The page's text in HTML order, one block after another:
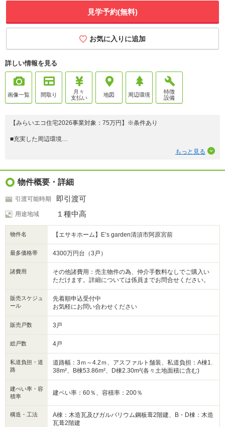
見学予約(無料)
お気に入りに追加
詳しい情報を見る
画像一覧 間取り
月々
支払い
地図 周辺環境
特徴
設備
【みらいエコ住宅2026事業対象：75万円】※条件あり
■充実した周辺環境
・JR東海交通事業城北線「尾張星の宮」駅・・・徒歩約5分(約380m)
■～ゆとりの広さ＆豊富な収納＆充実の設備～
・LDKは20.0帖の空間で、ご家族皆様でゆったり過ごせます。
・2階は主寝室10.0帖以上を含む、ゆとりの4部屋。
・多彩な収納付き。
・ランドリースペース有。/B棟
・食器洗乾燥機、浴室暖房乾燥機、温水洗浄便座など標準装備が充実。
・駐車スペース3台。
広さと収納が充実した間取りを是非ご覧ください。
もっと見る
物件概要・詳細
引渡可能時期 即引渡可
用途地域 １種中高
物件名 【エサキホーム】E’s garden清須市阿原宮前
最多価格帯 4300万円台（3戸）
諸費用
その他諸費用：売主物件の為、仲介手数料なしでご購入い
ただけます。詳細については係員までお問合せください。
販売スケジュ
ール
先着順申込受付中
お気軽にお問い合わせください
販売戸数 3戸
総戸数 4戸
私道負担・道
路
道路幅：3ｍ～4.2ｍ、アスファルト舗装、私道負担：A棟1.
38m²、B棟53.86m²、D棟2.30m²(各々土地面積に含む)
建ぺい率・容
積率
建ペい率：60％、容積率：200％
構造・工法
A棟：木造瓦及びガルバリウム鋼板葺2階建、B・D棟：木造
瓦葺2階建